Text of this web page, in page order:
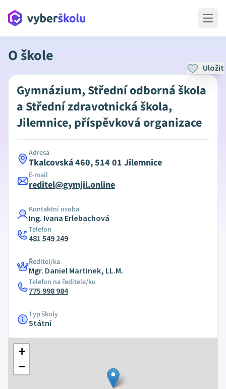
Open
O škole
Uložit
Gymnázium, Střední odborná škola
a Střední zdravotnická škola,
Jilemnice, příspěvková organizace
Adresa
Tkalcovská 460, 514 01 Jilemnice
E-mail
reditel@gymjil.online
Kontaktní osoba
Ing. Ivana Erlebachová
Telefon
481 549 249
Ředitel/ka
Mgr. Daniel Martinek, LL.M.
Telefon na ředitele/ku
775 998 984
Typ školy
Státní
+
−